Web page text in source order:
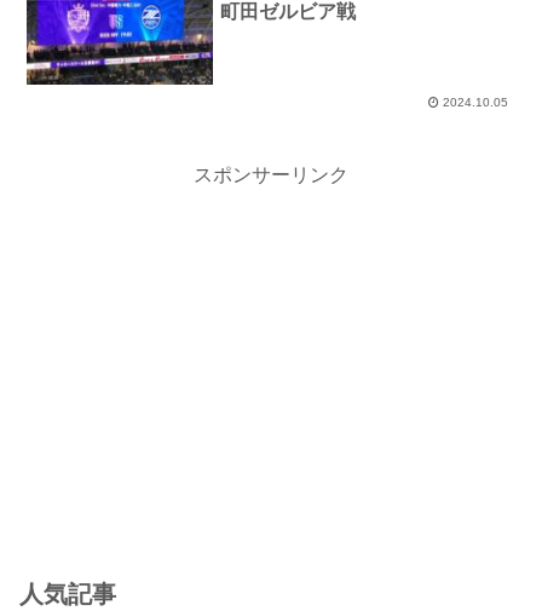
町田ゼルビア戦
2024.10.05
スポンサーリンク
人気記事